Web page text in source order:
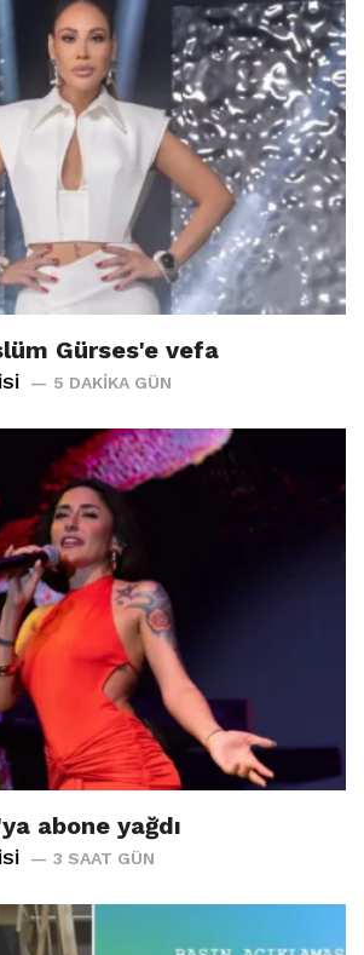
Gürses'e vefa
5 DAKIKA GÜN
abone yağdı
3 SAAT GÜN